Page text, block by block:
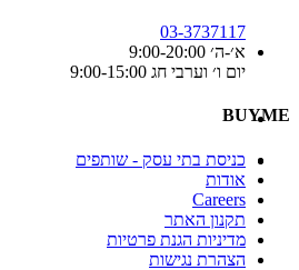
03-3737117
א׳-ה׳ 9:00-20:00
יום ו׳ וערבי חג 9:00-15:00
BUYME
כניסת בתי עסק - שותפים
אודות
Careers
תקנון האתר
מדיניות הגנת פרטיות
הצהרת נגישות